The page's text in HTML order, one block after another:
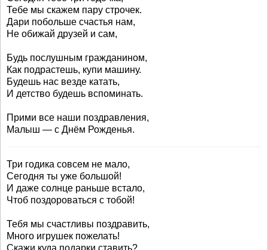
Тебе мы скажем пару строчек.
Дари побольше счастья нам,
Не обижай друзей и сам,
Будь послушным гражданином,
Как подрастешь, купи машину.
Будешь нас везде катать,
И детство будешь вспоминать.
Прими все наши поздравления,
Малыш — с Днём Рожденья.
Три годика совсем не мало,
Сегодня ты уже большой!
И даже солнце раньше встало,
Чтоб поздороваться с тобой!
Тебя мы счастливы поздравить,
Много игрушек пожелать!
Скажи куда подарки ставить?